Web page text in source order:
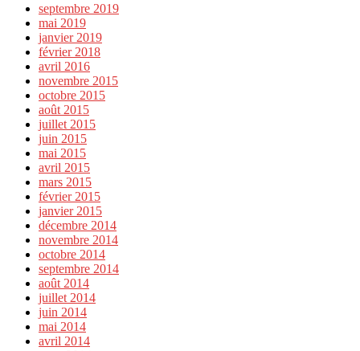
septembre 2019
mai 2019
janvier 2019
février 2018
avril 2016
novembre 2015
octobre 2015
août 2015
juillet 2015
juin 2015
mai 2015
avril 2015
mars 2015
février 2015
janvier 2015
décembre 2014
novembre 2014
octobre 2014
septembre 2014
août 2014
juillet 2014
juin 2014
mai 2014
avril 2014